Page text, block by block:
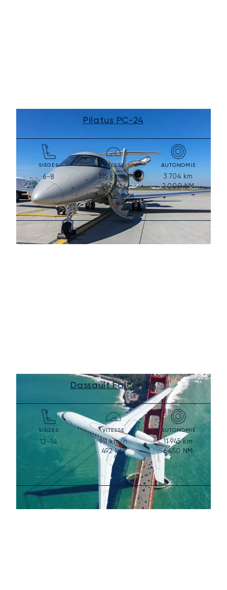
Pilatus PC-24
SIÈGES
6-8
VITESSE
815km/h
440kts
AUTONOMIE
3 704 km
2 000NM
Dassault Falcon 8X
SIÈGES
12-14
VITESSE
911km/h
492kts
AUTONOMIE
11 945km
6 450 NM